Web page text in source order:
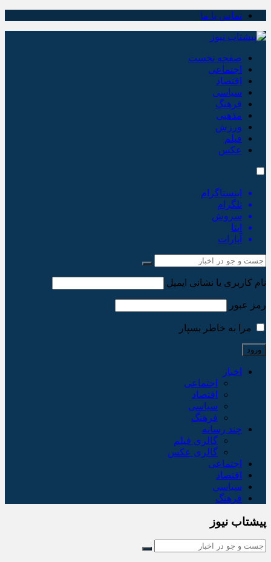
تماس با ما
صفحه نخست
اجتماعی
اقتصاد
سیاسی
فرهنگ
مذهبی
ورزش
فیلم
عکس
اینستاگرام
تلگرام
سروش
ایتا
آپارات
نام کاربری یا نشانی ایمیل
رمز عبور
مرا به خاطر بسپار
اخبار
اجتماعی
اقتصاد
سیاسی
فرهنگ
چند رسانه
گالری فیلم
گالری عکس
اجتماعی
اقتصاد
سیاسی
فرهنگ
پیشتاب نیوز